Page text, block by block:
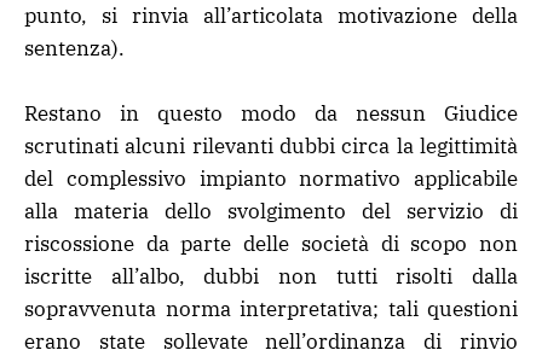
punto, si rinvia all’articolata motivazione della
sentenza).
Restano in questo modo da nessun Giudice
scrutinati alcuni rilevanti dubbi circa la legittimità
del complessivo impianto normativo applicabile
alla materia dello svolgimento del servizio di
riscossione da parte delle società di scopo non
iscritte all’albo, dubbi non tutti risolti dalla
sopravvenuta norma interpretativa; tali questioni
erano state sollevate nell’ordinanza di rinvio